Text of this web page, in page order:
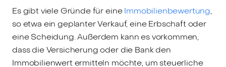
Es gibt viele Gründe für eineImmobilienbewertung,
so etwa ein geplanter Verkauf, eine Erbschaft oder
eine Scheidung. Außerdem kann es vorkommen,
dass die Versicherung oder die Bank den
Immobilienwert ermitteln möchte, um steuerliche